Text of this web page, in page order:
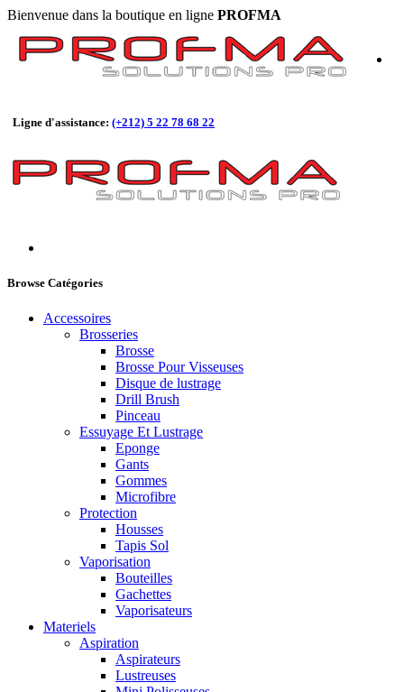
Bienvenue dans la boutique en ligne PROFMA
Ligne d'assistance: (+212) 5 22 78 68 22
Browse Catégories
Accessoires
Brosseries
Brosse
Brosse Pour Visseuses
Disque de lustrage
Drill Brush
Pinceau
Essuyage Et Lustrage
Eponge
Gants
Gommes
Microfibre
Protection
Housses
Tapis Sol
Vaporisation
Bouteilles
Gachettes
Vaporisateurs
Materiels
Aspiration
Aspirateurs
Lustreuses